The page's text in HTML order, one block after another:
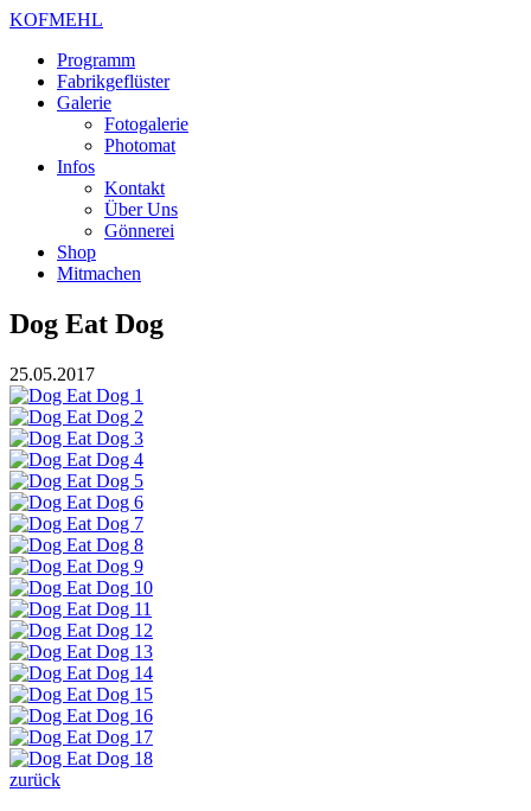
KOFMEHL
Programm
Fabrikgeflüster
Galerie
Fotogalerie
Photomat
Infos
Kontakt
Über Uns
Gönnerei
Shop
Mitmachen
Dog Eat Dog
25.05.2017
zurück